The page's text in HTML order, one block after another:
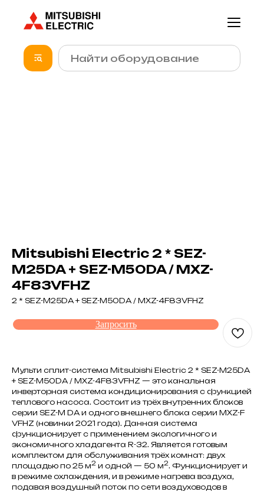
Mitsubishi Electric 2 * SEZ-
M25DA + SEZ-M50DA / MXZ-
4F83VFHZ
2 * SEZ-M25DA + SEZ-M50DA / MXZ-4F83VFHZ
Запросить
Мульти сплит-система Mitsubishi Electric 2 * SEZ-M25DA
+ SEZ-M50DA / MXZ-4F83VFHZ — это канальная
инверторная система кондиционирования с функцией
теплового насоса. Состоит из трёх внутренних блоков
серии SEZ-M DA и одного внешнего блока серии MXZ-F
VFHZ (новинки 2021 года). Данная система
функционирует с применением экологичного и
экономичного хладагента R-32. Является готовым
комплектом для обслуживания трёх комнат: двух
площадью по 25 м2 и одной — 50 м2. Функционирует и
в режиме охлаждения, и в режиме нагрева воздуха,
подавая воздушный поток по сети воздуховодов в